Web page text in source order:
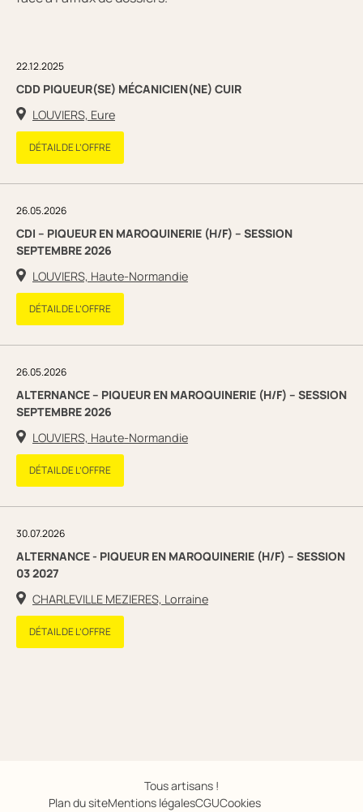
22.12.2025
CDD PIQUEUR(SE) MÉCANICIEN(NE) CUIR
LOUVIERS, Eure
DÉTAIL DE L’OFFRE
26.05.2026
CDI – PIQUEUR EN MAROQUINERIE (H/F) – SESSION
SEPTEMBRE 2026
LOUVIERS, Haute-Normandie
DÉTAIL DE L’OFFRE
26.05.2026
ALTERNANCE – PIQUEUR EN MAROQUINERIE (H/F) – SESSION
SEPTEMBRE 2026
LOUVIERS, Haute-Normandie
DÉTAIL DE L’OFFRE
30.07.2026
ALTERNANCE - PIQUEUR EN MAROQUINERIE (H/F) – SESSION
03 2027
CHARLEVILLE MEZIERES, Lorraine
DÉTAIL DE L’OFFRE
Tous artisans !
Plan du siteMentions légalesCGUCookies